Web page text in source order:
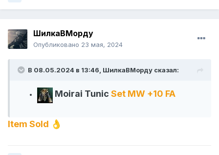
ШилкаВМорду
Опубликовано 23 мая, 2024
В 08.05.2024 в 13:46, ШилкаВМорду сказал:
Moirai Tunic Set MW +10 FA
Item Sold 👌